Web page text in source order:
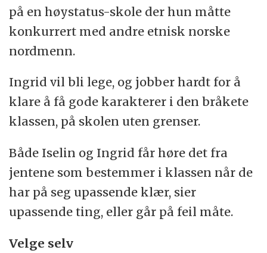
på en høystatus-skole der hun måtte
konkurrert med andre etnisk norske
nordmenn.
Ingrid vil bli lege, og jobber hardt for å
klare å få gode karakterer i den bråkete
klassen, på skolen uten grenser.
Både Iselin og Ingrid får høre det fra
jentene som bestemmer i klassen når de
har på seg upassende klær, sier
upassende ting, eller går på feil måte.
Velge selv